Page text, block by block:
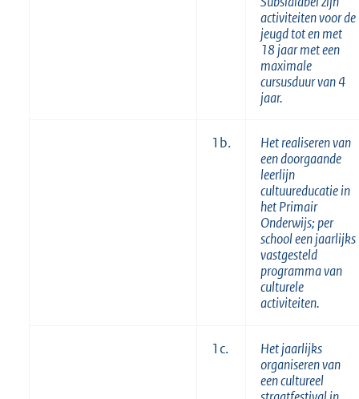
activiteiten voor de
jeugd tot en met
18 jaar met een
maximale
cursusduur van 4
jaar.
1b.
Het realiseren van
een doorgaande
leerlijn
cultuureducatie in
het Primair
Onderwijs; per
school een jaarlijks
vastgesteld
programma van
culturele
activiteiten.
1c.
Het jaarlijks
organiseren van
een cultureel